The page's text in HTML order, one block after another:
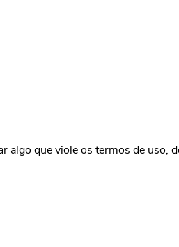
algo que viole os termos de uso,